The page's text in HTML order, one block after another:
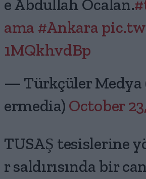
e Abdullah Öcalan.
ama #Ankara
1MQkhvdBp
— Türkçüler Medya
ermedia) October
TUSAŞ tesislerine
r saldırısında bir